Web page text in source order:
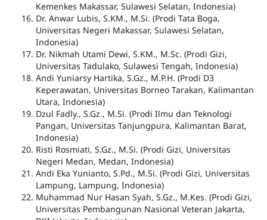
Kemenkes Makassar, Sulawesi Selatan, Indonesia)
Dr. Anwar Lubis, S.KM., M.Si. (Prodi Tata Boga,
Universitas Negeri Makassar, Sulawesi Selatan,
Indonesia)
Dr. Nikmah Utami Dewi, S.KM., M.Sc. (Prodi Gizi,
Universitas Tadulako, Sulawesi Tengah, Indonesia)
Andi Yuniarsy Hartika, S.Gz., M.P.H. (Prodi D3
Keperawatan, Universitas Borneo Tarakan, Kalimantan
Utara, Indonesia)
Dzul Fadly., S.Gz., M.Si. (Prodi Ilmu dan Teknologi
Pangan, Universitas Tanjungpura, Kalimantan Barat,
Indonesia)
Risti Rosmiati, S.Gz., M.Si. (Prodi Gizi, Universitas
Negeri Medan, Medan, Indonesia)
Andi Eka Yunianto, S.Pd., M.Si. (Prodi Gizi, Universitas
Lampung, Lampung, Indonesia)
Muhammad Nur Hasan Syah, S.Gz., M.Kes. (Prodi Gizi,
Universitas Pembangunan Nasional Veteran Jakarta,